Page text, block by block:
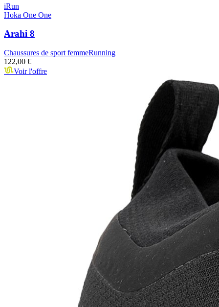
iRun
Hoka One One
Arahi 8
Chaussures de sport femmeRunning
122,00 €
Voir l'offre